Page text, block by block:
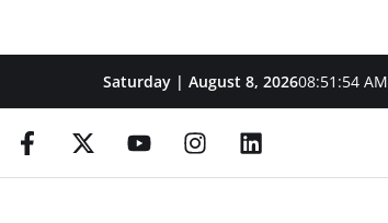
Saturday | August 8, 202608:51:55 AM